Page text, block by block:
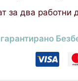
за два работни